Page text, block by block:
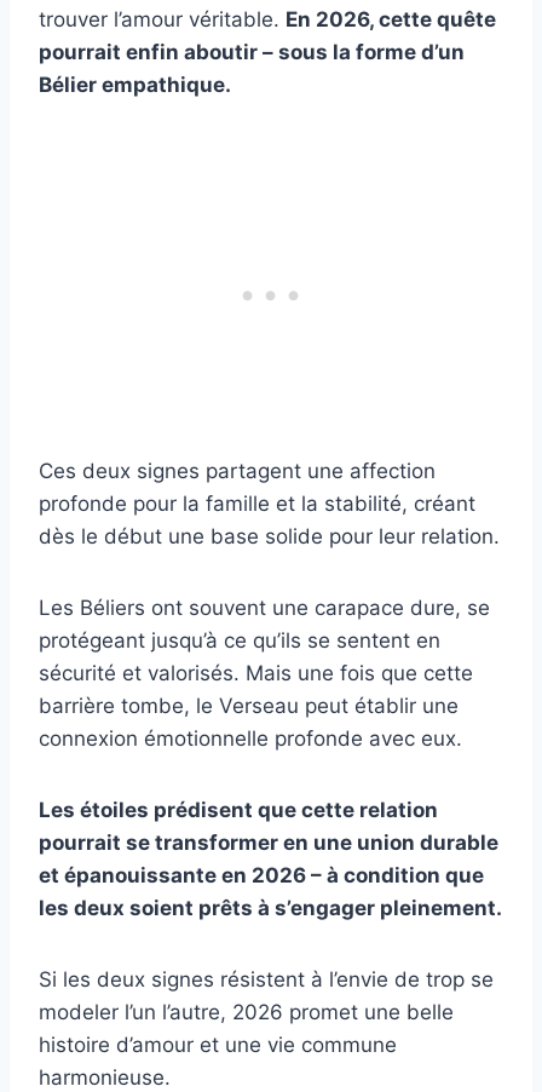
trouver l’amour véritable. En 2026, cette quête
pourrait enfin aboutir – sous la forme d’un
Bélier empathique.
Ces deux signes partagent une affection
profonde pour la famille et la stabilité, créant
dès le début une base solide pour leur relation.
Les Béliers ont souvent une carapace dure, se
protégeant jusqu’à ce qu’ils se sentent en
sécurité et valorisés. Mais une fois que cette
barrière tombe, le Verseau peut établir une
connexion émotionnelle profonde avec eux.
Les étoiles prédisent que cette relation
pourrait se transformer en une union durable
et épanouissante en 2026 – à condition que
les deux soient prêts à s’engager pleinement.
Si les deux signes résistent à l’envie de trop se
modeler l’un l’autre, 2026 promet une belle
histoire d’amour et une vie commune
harmonieuse.